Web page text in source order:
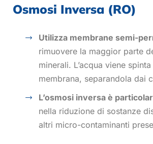
Osmosi Inversa (RO)
Utilizza membrane semi-
rimuovere la maggior parte
minerali. L’acqua viene
membrana, separandola dai
L’osmosi inversa è
nella riduzione di sostanze
altri micro-contaminanti